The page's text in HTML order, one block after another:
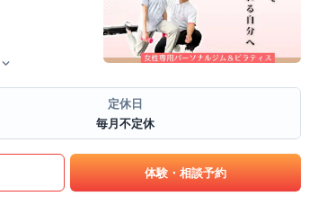
定休日
毎月不定休
体験・相談予約